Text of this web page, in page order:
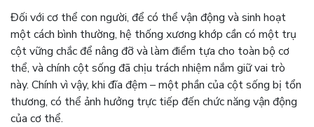
Đối với cơ thể con người, để có thể vận động và sinh hoạt
một cách bình thường, hệ thống xương khớp cần có một trụ
cột vững chắc để nâng đỡ và làm điểm tựa cho toàn bộ cơ
thể, và chính cột sống đã chịu trách nhiệm nắm giữ vai trò
này. Chính vì vậy, khi đĩa đệm – một phần của cột sống bị tổn
thương, có thể ảnh hưởng trực tiếp đến chức năng vận động
của cơ thể.